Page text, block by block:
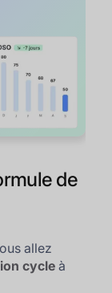
de
allez
cycle à